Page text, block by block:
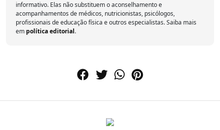
informativo. Elas não substituem o aconselhamento e
acompanhamentos de médicos, nutricionistas, psicólogos,
profissionais de educação física e outros especialistas. Saiba mais
em política editorial.